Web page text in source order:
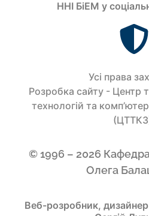
ННІ БіЕМ у
Усi права
Розробка сайту - Центр
технологій та
© 1996 – 2026 Кафедра
Олега
Веб-розробник,